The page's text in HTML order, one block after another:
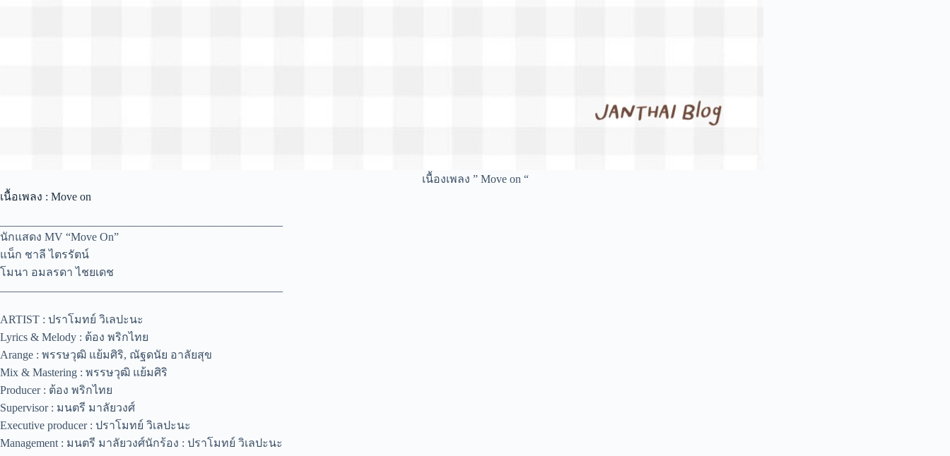
เนื้องเพลง ” Move on “
เนื้อเพลง : Move on
นักแสดง MV “Move On”
แน็ก ชาลี ไตรรัตน์
โมนา อมลรดา ไชยเดช
ARTIST : ปราโมทย์ วิเลปะนะ
Lyrics & Melody : ต้อง พริกไทย
Arange : พรรษวุฒิ แย้มศิริ, ณัฐดนัย อาลัยสุข
Mix & Mastering : พรรษวุฒิ แย้มศิริ
Producer : ต้อง พริกไทย
Supervisor : มนตรี มาลัยวงศ์
Executive producer : ปราโมทย์ วิเลปะนะ
Management : มนตรี มาลัยวงศ์นักร้อง : ปราโมทย์ วิเลปะนะ